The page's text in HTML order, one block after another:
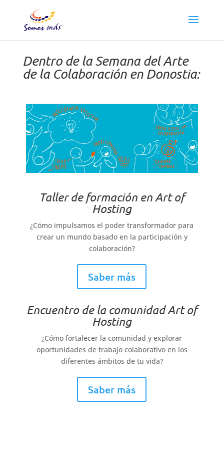
Dentro de la Semana del Arte
de la Colaboración en Donostia:
Taller de formación en Art of
Hosting
¿Cómo impulsamos el poder transformador para
crear un mundo basado en la participación y
colaboración?
Saber más
Encuentro de la comunidad Art of
Hosting
¿Cómo fortalecer la comunidad y explorar
oportunidades de trabajo colaborativo en los
diferentes ámbitos de tu vida?
Saber más